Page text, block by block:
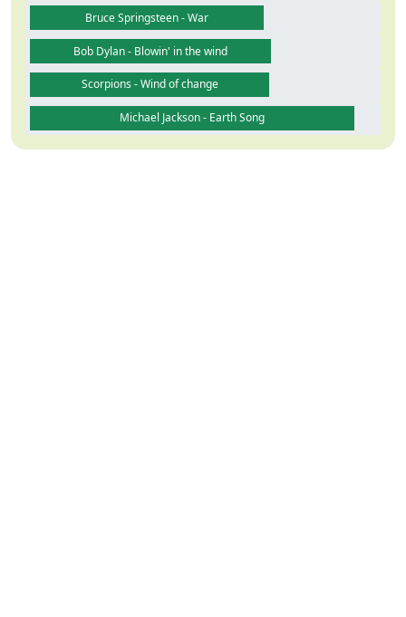
Bruce Springsteen - War
Bob Dylan - Blowin' in the wind
Scorpions - Wind of change
Michael Jackson - Earth Song